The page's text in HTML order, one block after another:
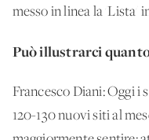
messo in linea la 'Lista'
Può illustrarci
Francesco Diani: Oggi
120-130 nuovi siti al